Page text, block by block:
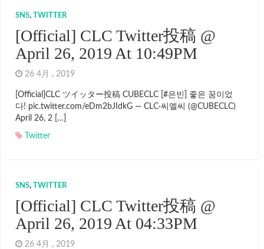
SNS, TWITTER
[Official] CLC Twitter投稿 @
April 26, 2019 At 10:49PM
26 4月 , 2019
[Official]CLC ツイッター投稿 CUBECLC [#은빈] 좋은 꿈이었
다! pic.twitter.com/eDm2bJIdkG — CLC·씨엘씨 (@CUBECLC)
April 26, 2 […]
Twitter
SNS, TWITTER
[Official] CLC Twitter投稿 @
April 26, 2019 At 04:33PM
26 4月 , 2019